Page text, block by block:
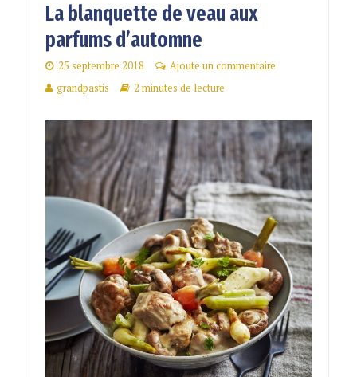
La blanquette de veau aux
parfums d’automne
25 septembre 2018
Ajoute un commentaire
grandpastis
2 minutes de lecture